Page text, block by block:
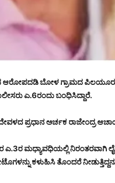
ಆರೋಪದಡಿ ಬೋಳ ಗ್ರಾಮದ
ಎ.6ರಂದು ಬಂಧಿಸಿದ್ದಾರೆ.
ಪ್ರಧಾನ ಅರ್ಚಕ ರಾಜೇಂದ್ರ
ಮಧ್ಯಾವಧಿಯಲ್ಲಿ ನಿರಂತರವಾಗಿ
ಕಳುಹಿಸಿ ತೊಂದರೆ